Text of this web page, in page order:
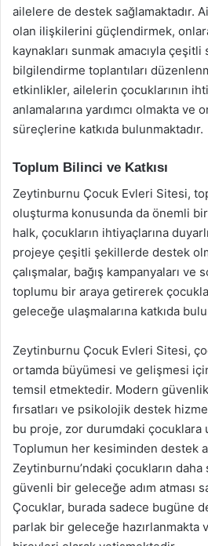
ailelere de destek sağlamaktadır.
olan ilişkilerini güçlendirmek,
kaynakları sunmak amacıyla
bilgilendirme toplantıları
etkinlikler, ailelerin çocuklarının
anlamalarına yardımcı olmakta ve
süreçlerine katkıda bulunmaktadır.
Toplum Bilinci ve Katkısı
Zeytinburnu Çocuk Evleri Sitesi,
oluşturma konusunda da önemli
halk, çocukların ihtiyaçlarına
projeye çeşitli şekillerde destek
çalışmalar, bağış kampanyaları ve
toplumu bir araya getirerek
geleceğe ulaşmalarına katkıda
Zeytinburnu Çocuk Evleri Sitesi,
ortamda büyümesi ve gelişmesi
temsil etmektedir. Modern
fırsatları ve psikolojik destek
bu proje, zor durumdaki çocuklara
Toplumun her kesiminden destek
Zeytinburnu’ndaki çocukların daha
güvenli bir geleceğe adım atması
Çocuklar, burada sadece bugüne
parlak bir geleceğe hazırlanmakta